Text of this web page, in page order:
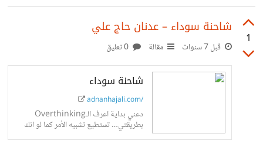
1
شاحنة سوداء – عدنان حاج علي
قبل 7 سنوات مقالة
شاحنة سوداء
adnanhajali.com/
دعني بداية اعرف الـOverthinking
بطريقتي… تستطيع تشبيه الأمر كما لو انك
تحاول اقحام شاحنة سوداء في عقلك، لا يهم